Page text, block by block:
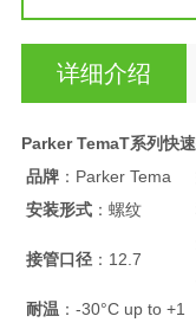
详细介绍
Parker TemaT系列快
品牌：Parker Tema
安装形式：螺纹
接管口径：12.7
耐温 ：-30°C up to +1